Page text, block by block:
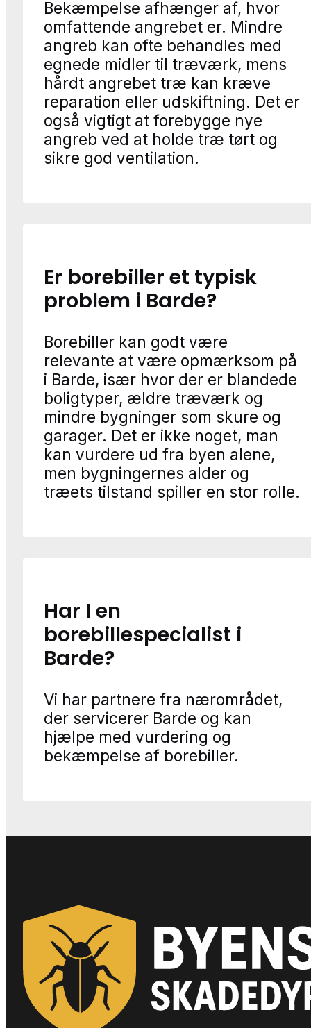
Bekæmpelse afhænger af, hvor
omfattende angrebet er. Mindre
angreb kan ofte behandles med
egnede midler til træværk, mens
hårdt angrebet træ kan kræve
reparation eller udskiftning. Det er
også vigtigt at forebygge nye
angreb ved at holde træ tørt og
sikre god ventilation.
Er borebiller et typisk
problem i Barde?
Borebiller kan godt være
relevante at være opmærksom på
i Barde, især hvor der er blandede
boligtyper, ældre træværk og
mindre bygninger som skure og
garager. Det er ikke noget, man
kan vurdere ud fra byen alene,
men bygningernes alder og
træets tilstand spiller en stor rolle.
Har I en
borebillespecialist i
Barde?
Vi har partnere fra nærområdet,
der servicerer Barde og kan
hjælpe med vurdering og
bekæmpelse af borebiller.